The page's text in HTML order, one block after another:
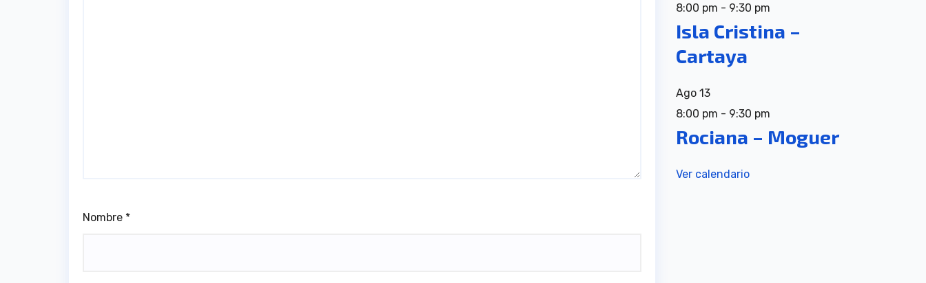
Nombre *
8:00 pm - 9:30 pm
Isla Cristina –
Cartaya
Ago 13
8:00 pm - 9:30 pm
Rociana – Moguer
Ver calendario